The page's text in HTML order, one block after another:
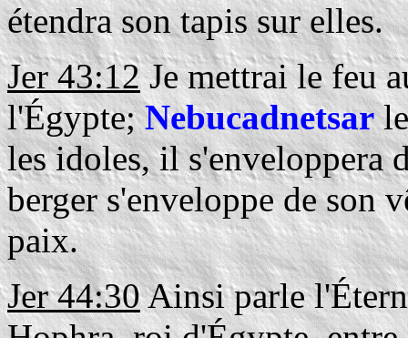
étendra son tapis sur elles.
Jer 43:12Je mettrai le feu
l'Égypte;Nebucadnetsar
les idoles, il s'enveloppera
berger s'enveloppe de son
paix.
Jer 44:30Ainsi parle